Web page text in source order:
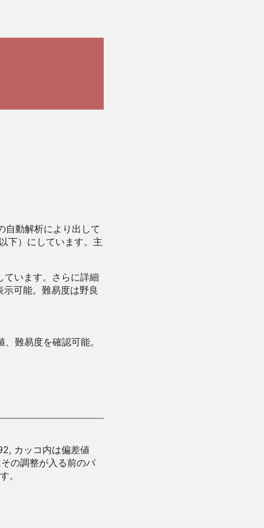
自動解析により出して
下）にしています。主
います。さらに詳細
可能。難易度は野良
難易度を確認可能。
カッコ内は偏差値
の調整が入る前のパ
。